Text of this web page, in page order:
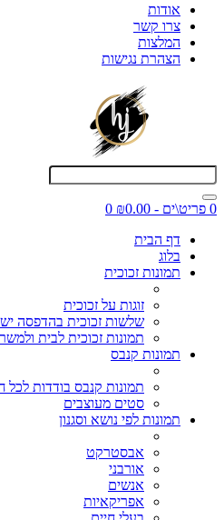
אודות
צרו קשר
המלצות
הצהרת נגישות
0 פריט\ים - ₪0.00
0
דף הבית
בלוג
תמונות זכוכית
זוגות על זכוכית
שלשות זכוכית בהדפסה
תמונות זכוכית לבית
תמונות קנבס
תמונות קנבס בודדות
סטים מעוצבים
תמונות לפי נושא וסגנון
אבסטרקט
אורבני
אנשים
אפריקאיות